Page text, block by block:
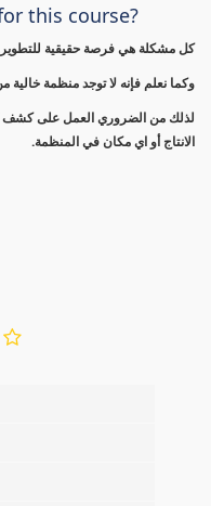
this course?
كل مشكلة هي فرصة حقيقية
وكما نعلم فإنه لا توجد منظمة
لذلك من الضروري العمل على كشف
الانتاج أو اي مكان في المنظمة.